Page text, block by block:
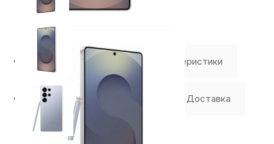
⭐️ Отзывы о нас ⭐️ Характеристики
Где купить Доставка